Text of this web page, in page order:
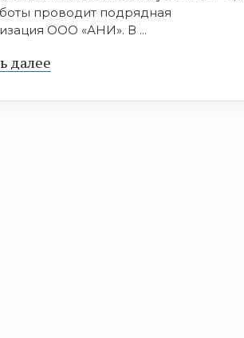
проводит подрядная
ООО «АНИ». В ...
далее